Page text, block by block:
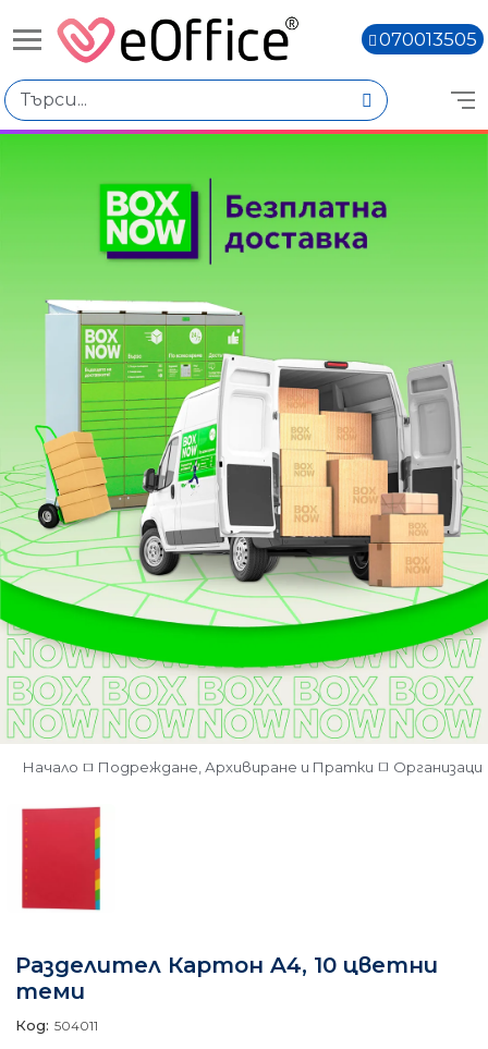
070013505
Начало Подреждане, Архивиране и Пратки
Разделител Картон A4, 10 цветни
теми
Код: 504011